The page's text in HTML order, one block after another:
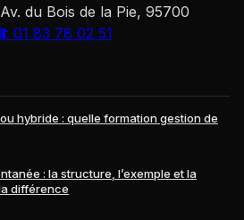
du Bois de la Pie, 95700
01 83 78 02 51
ou hybride : quelle formation gestion de
: la structure, l’exemple et la
différence